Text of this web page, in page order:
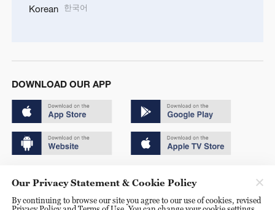
Korean 한국어
DOWNLOAD OUR APP
京ICP备20000184号
Our Privacy Statement & Cookie Policy
By continuing to browse our site you agree to our use of cookies, revised